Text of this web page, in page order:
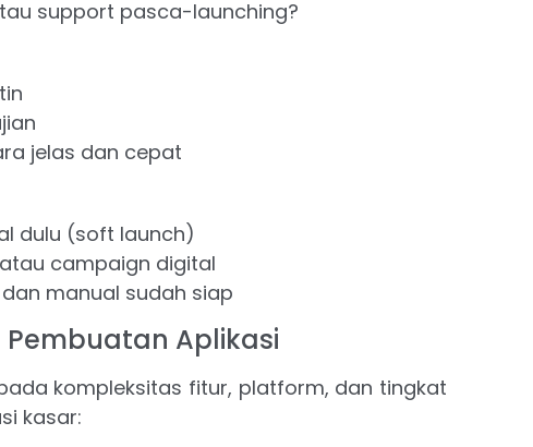
support pasca-launching?
jelas dan cepat
dulu (soft launch)
campaign digital
manual sudah siap
Pembuatan Aplikasi
kompleksitas fitur, platform, dan tingkat
kasar: